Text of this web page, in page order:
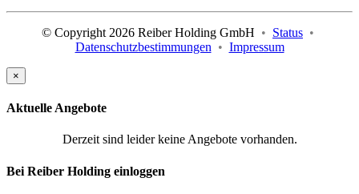
© Copyright 2026 Reiber Holding GmbH • Status •
Datenschutzbestimmungen • Impressum
×
Aktuelle Angebote
Derzeit sind leider keine Angebote vorhanden.
Bei Reiber Holding einloggen